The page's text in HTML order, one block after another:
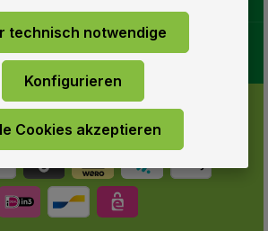
technisch notwendige
Konfigurieren
Cookies akzeptieren